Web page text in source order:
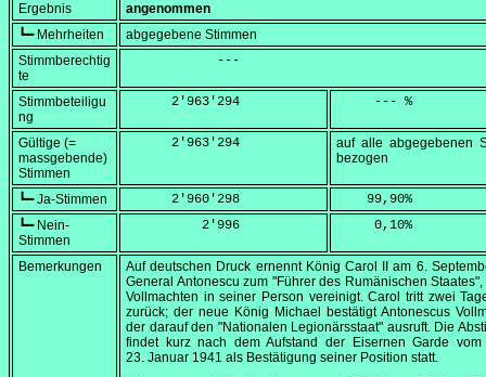
Ergebnis
angenommen
┗━ Mehrheiten
abgegebene Stimmen
Stimmberechtig
te
            ---
Stimmbeteiligu
ng
      2'963'294
     --- %
Gültige (=
massgebende)
Stimmen
      2'963'294
auf alle abgegebenen
bezogen
┗━ Ja-Stimmen
      2'960'298
    99,90
%
┗━ Nein-
Stimmen
          2'996
     0,10
%
Bemerkungen Auf deutschen Druck ernennt König Carol II am 6.
General Antonescu zum "Führer des Rumänischen
Vollmachten in seiner Person vereinigt. Carol tritt zwei
zurück; der neue König Michael bestätigt Antonescus
der darauf den "Nationalen Legionärsstaat" ausruft. Die
findet kurz nach dem Aufstand der Eisernen Garde
23. Januar 1941 als Bestätigung seiner Position statt.